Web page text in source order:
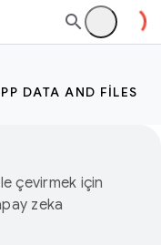
DATA AND FILES
çevirmek için
zeka